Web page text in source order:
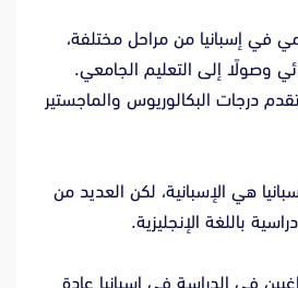
في إسبانيا من مراحل مختلفة،
وصولًا إلى التعليم الجامعي.
درجات البكالوريوس والماجستير
هي الإسبانية، لكن العديد من
باللغة الإنجليزية.
في الدراسة في إسبانيا عادة